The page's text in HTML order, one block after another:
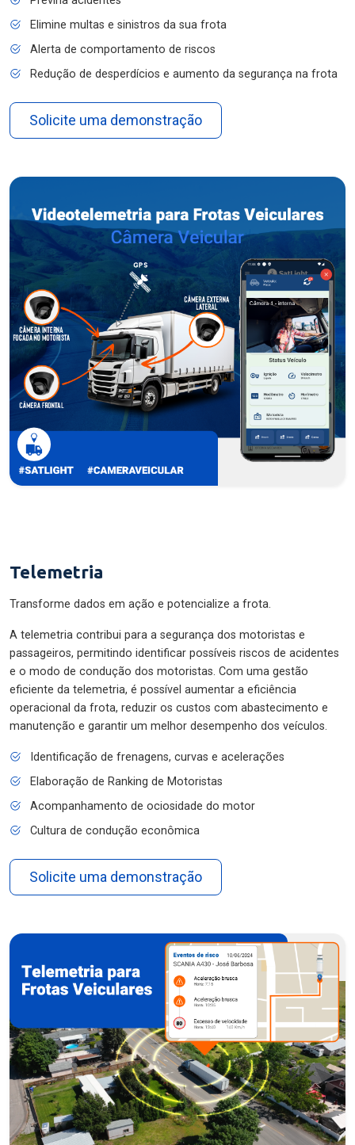
Elimine multas e sinistros da sua frota
Alerta de comportamento de riscos
Redução de desperdícios e aumento da segurança na frota
Solicite uma demonstração
Telemetria
Transforme dados em ação e potencialize a frota.
A telemetria contribui para a segurança dos motoristas e
passageiros, permitindo identificar possíveis riscos de acidentes
e o modo de condução dos motoristas. Com uma gestão
eficiente da telemetria, é possível aumentar a eficiência
operacional da frota, reduzir os custos com abastecimento e
manutenção e garantir um melhor desempenho dos veículos.
Identificação de frenagens, curvas e acelerações
Elaboração de Ranking de Motoristas
Acompanhamento de ociosidade do motor
Cultura de condução econômica
Solicite uma demonstração